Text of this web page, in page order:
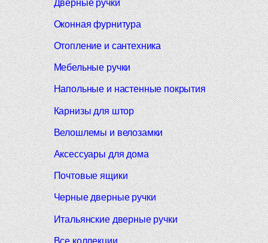
Дверные ручки
Оконная фурнитура
Отопление и сантехника
Мебельные ручки
Напольные и настенные покрытия
Карнизы для штор
Велошлемы и велозамки
Аксессуары для дома
Почтовые ящики
Черные дверные ручки
Итальянские дверные ручки
Все коллекции